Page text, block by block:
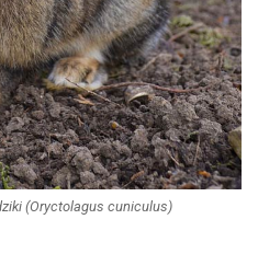
(Oryctolagus cuniculus)